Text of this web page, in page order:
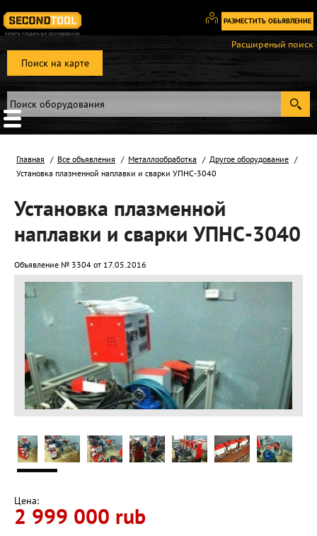
РАЗМЕСТИТЬ ОБЬЯВЛЕНИЕ
Вход
Регистрация
Поиск на карте
Расширеный поиск
Главная Все объявления Металлообработка
Другое оборудование
Установка плазменной наплавки и сварки УПНС-3040
Установка плазменной
наплавки и сварки УПНС-3040
Объявление № 3304 от 17.05.2016
Цена:
2 999 000 rub